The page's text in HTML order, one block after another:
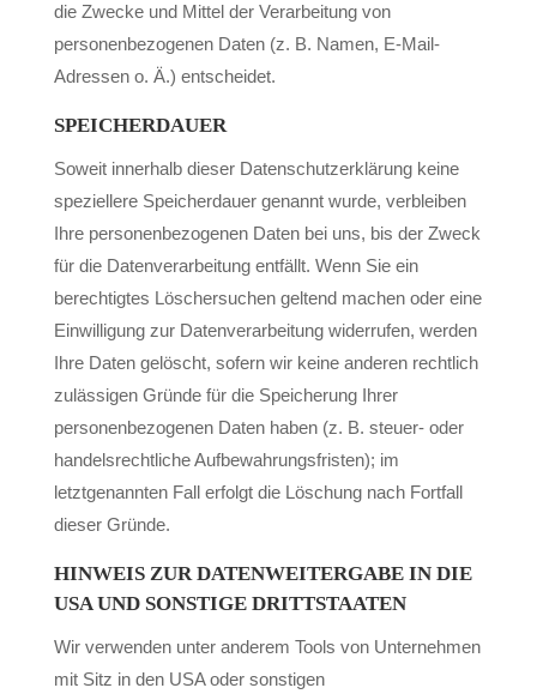
die Zwecke und Mittel der Verarbeitung von
personenbezogenen Daten (z. B. Namen, E-Mail-
Adressen o. Ä.) entscheidet.
SPEICHERDAUER
Soweit innerhalb dieser Datenschutzerklärung keine
speziellere Speicherdauer genannt wurde, verbleiben
Ihre personenbezogenen Daten bei uns, bis der Zweck
für die Datenverarbeitung entfällt. Wenn Sie ein
berechtigtes Löschersuchen geltend machen oder eine
Einwilligung zur Datenverarbeitung widerrufen, werden
Ihre Daten gelöscht, sofern wir keine anderen rechtlich
zulässigen Gründe für die Speicherung Ihrer
personenbezogenen Daten haben (z. B. steuer- oder
handelsrechtliche Aufbewahrungsfristen); im
letztgenannten Fall erfolgt die Löschung nach Fortfall
dieser Gründe.
HINWEIS ZUR DATENWEITERGABE IN DIE
USA UND SONSTIGE DRITTSTAATEN
Wir verwenden unter anderem Tools von Unternehmen
mit Sitz in den USA oder sonstigen